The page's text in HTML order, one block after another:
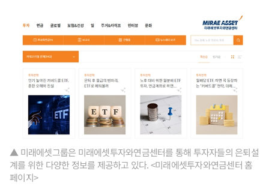
▲ 미래에셋그룹은 미래에셋투자와연금센터를 통해 투자자들의 은퇴설
계를 위한 다양한 정보를 제공하고 있다. <미래에셋투자와연금센터 홈
페이지>